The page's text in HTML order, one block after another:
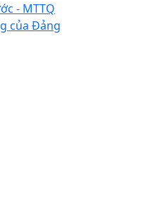
- MTTQ
của Đảng